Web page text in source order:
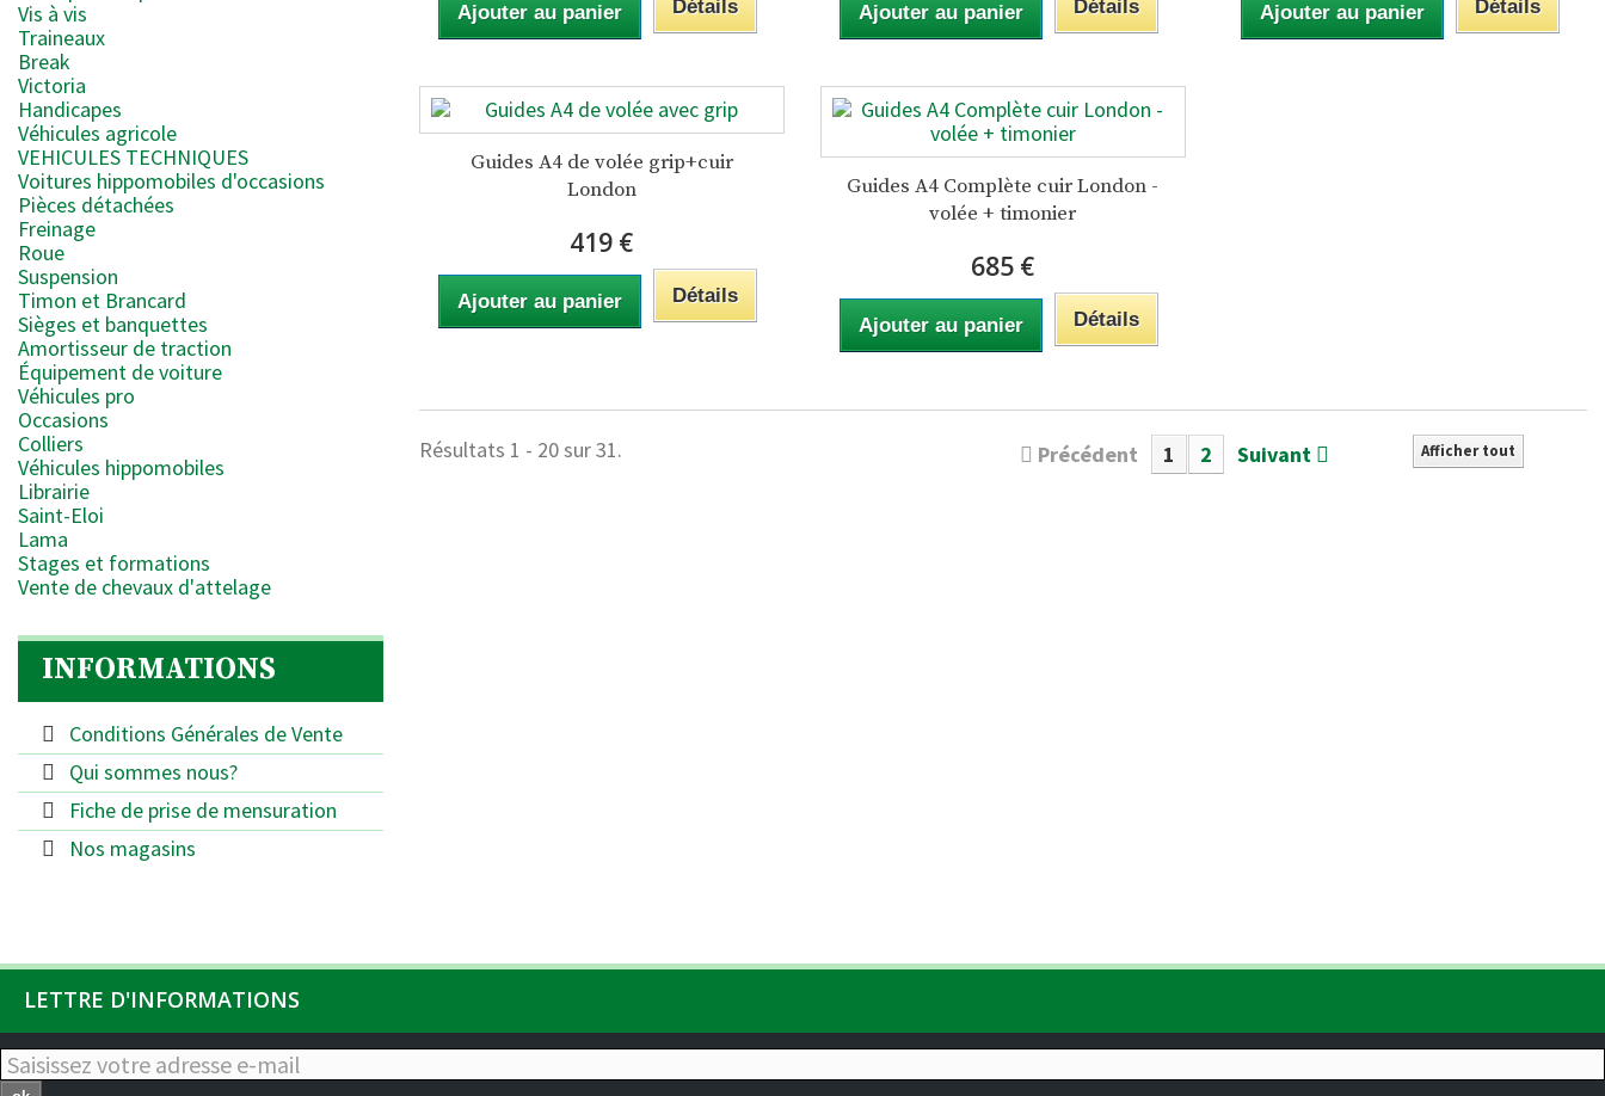
Vis à vis
Traineaux
Break
Victoria
Handicapes
Véhicules agricole
VEHICULES TECHNIQUES
Voitures hippomobiles d'occasions
Pièces détachées
Freinage
Roue
Suspension
Timon et Brancard
Sièges et banquettes
Amortisseur de traction
Équipement de voiture
Véhicules pro
Occasions
Colliers
Véhicules hippomobiles
Librairie
Saint-Eloi
Lama
Stages et formations
Vente de chevaux d'attelage
INFORMATIONS
Conditions Générales de Vente
Qui sommes nous?
Fiche de prise de mensuration
Nos magasins
Ajouter au panier Détails Ajouter au panier Détails Ajouter au panier Détails
Guides A4 de volée grip+cuir
London
419 €
Ajouter au panier Détails
Guides A4 Complète cuir London -
volée + timonier
685 €
Ajouter au panier Détails
Afficher tout
Précédent 1 2 Suivant
Résultats 1 - 20 sur 31.
LETTRE D'INFORMATIONS